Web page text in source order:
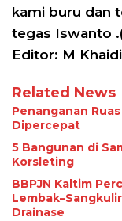
kami buru dan
tegas Iswanto
Editor: M
Related News
Penanganan
Dipercepat
5 Bangunan di
Korsleting
BBPJN Kaltim
Drainase